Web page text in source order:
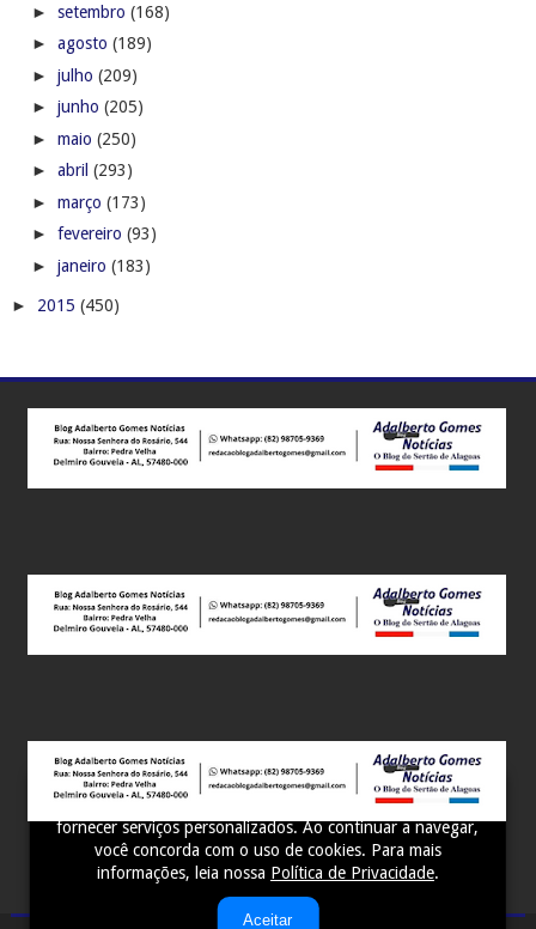
Este site utiliza cookies para melhorar sua experiência e
fornecer serviços personalizados. Ao continuar a navegar,
você concorda com o uso de cookies. Para mais
informações, leia nossa Política de Privacidade.
Aceitar
► setembro (168)
► agosto (189)
► julho (209)
► junho (205)
► maio (250)
► abril (293)
► março (173)
► fevereiro (93)
► janeiro (183)
► 2015 (450)